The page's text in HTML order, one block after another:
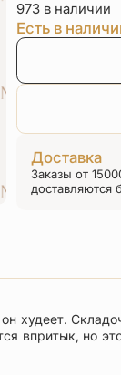
973 в наличии
Есть в
Доставка
Заказы от
доставляются
худеет.
но